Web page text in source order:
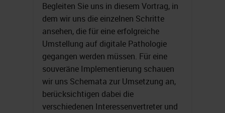
Begleiten Sie uns in diesem Vortrag, in
dem wir uns die einzelnen Schritte
ansehen, die für eine erfolgreiche
Umstellung auf digitale Pathologie
gegangen werden müssen. Für eine
souveräne Implementierung schauen
wir uns Schemata zur Umsetzung an,
berücksichtigen dabei die
verschiedenen Interessenvertreter und